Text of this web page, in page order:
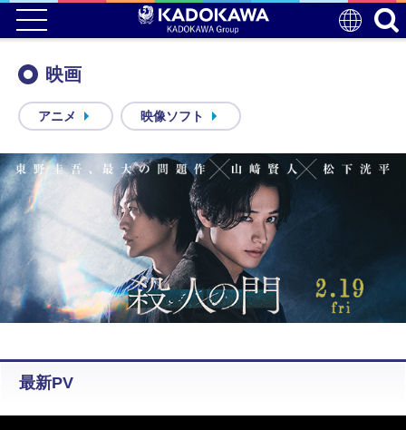
映画
アニメ 映像ソフト
最新PV